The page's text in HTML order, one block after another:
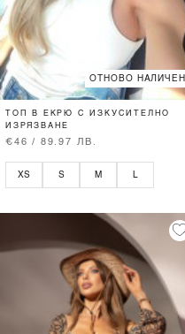
ОТНОВО НАЛИЧЕН
ТОП В ЕКРЮ С ИЗКУСИТЕЛНО
ИЗРЯЗВАНЕ
€46 / 89.97 ЛВ.
XS S M